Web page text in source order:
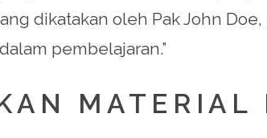
dikatakan oleh Pak John
pembelajaran.”
MATERIAL